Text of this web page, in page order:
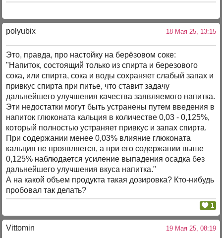
polyubix 18 Мая 25, 13:15
Это, правда, про настойку на берёзовом соке:
"Напиток, состоящий только из спирта и березового
сока, или спирта, сока и воды сохраняет слабый запах и
привкус спирта при питье, что ставит задачу
дальнейшего улучшения качества заявляемого напитка.
Эти недостатки могут быть устранены путем введения в
напиток глюконата кальция в количестве 0,03 - 0,125%,
который полностью устраняет привкус и запах спирта.
При содержании менее 0,03% влияние глюконата
кальция не проявляется, а при его содержании выше
0,125% наблюдается усиление выпадения осадка без
дальнейшего улучшения вкуса напитка."
А на какой объем продукта такая дозировка? Кто-нибудь
пробовал так делать?
1
Vittomin 19 Мая 25, 08:19